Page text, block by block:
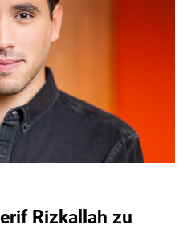
Rizkallah zu